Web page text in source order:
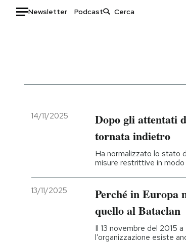
Newsletter Podcast
Italia
Politica
Economia
Moda
Storie/Idee
Ok Boomer!
Media
Mondiali calcio
14/11/2025
Dopo gli attentati
tornata indietro
Ha normalizzato lo stato
misure restrittive in
13/11/2025
Perché in Europa
quello al Bataclan
Il 13 novembre del 2015
l’organizzazione esiste